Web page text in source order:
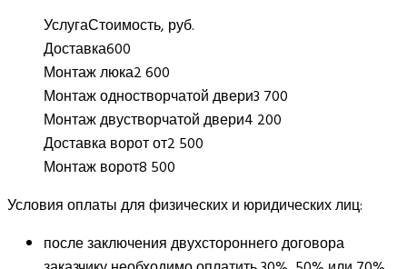
УслугаСтоимость, руб.
Доставка600
Монтаж люка2 600
Монтаж одностворчатой двери3 700
Монтаж двустворчатой двери4 200
Доставка ворот от2 500
Монтаж ворот8 500
Условия оплаты для физических и юридических лиц:
после заключения двухстороннего договора